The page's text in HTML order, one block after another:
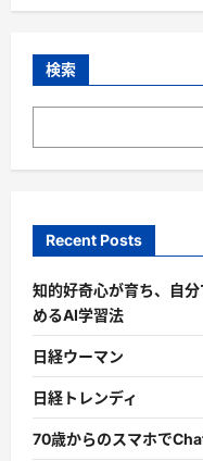
検索
Recent Posts
知的好奇心が育ち、自
めるAI学習法
日経ウーマン
日経トレンディ
70歳からのスマホで